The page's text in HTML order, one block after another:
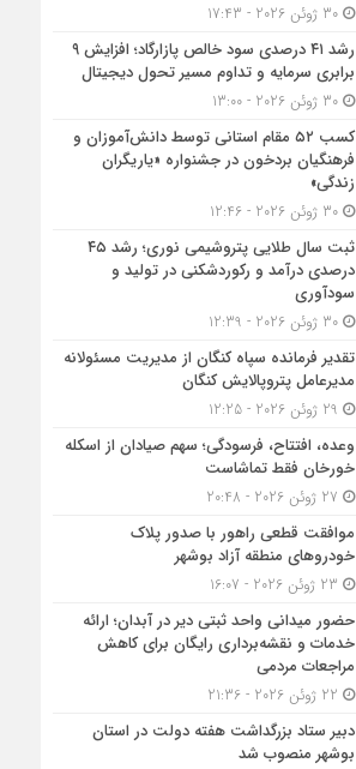
30 ژوئن 2026 - 17:43
رشد ۴۱ درصدی سود خالص پازارگاد؛ افزایش ۹
برابری سرمایه و تداوم مسیر تحول دیجیتال
30 ژوئن 2026 - 13:00
کسب ۵۲ مقام استانی توسط دانش‌آموزان و
فرهنگیان بردخون در جشنواره «یاریگران
زندگی»
30 ژوئن 2026 - 12:46
ثبت سال طلایی پتروشیمی نوری؛ رشد ۴۵
درصدی درآمد و رکوردشکنی در تولید و
سودآوری
30 ژوئن 2026 - 12:39
تقدیر فرمانده سپاه کنگان از مدیریت مسئولانه
مدیرعامل پتروپالایش کنگان
وعده، افتتاح، فرسودگی؛ سهم صیادان از اسکله
خورخان فقط تماشاست
موافقت قطعی راهور با صدور پلاک
خودروهای منطقه آزاد بوشهر
حضور میدانی واحد ثبتی دیر در آبدان؛ ارائه
خدمات و نقشه‌برداری رایگان برای کاهش
مراجعات مردمی
دبیر ستاد بزرگداشت هفته دولت در استان
بوشهر منصوب شد